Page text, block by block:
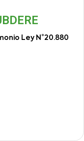
Ley N°20.880